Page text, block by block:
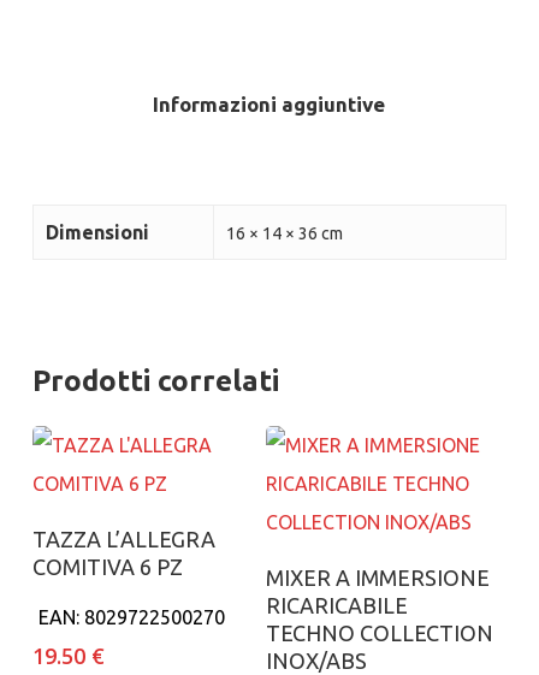
Informazioni aggiuntive
Dimensioni 16 × 14 × 36 cm
Prodotti correlati
Aggiungi al carrello
TAZZA L’ALLEGRA
COMITIVA 6 PZ
EAN: 8029722500270
19.50 €
Aggiungi al carrello
MIXER A IMMERSIONE
RICARICABILE
TECHNO COLLECTION
INOX/ABS